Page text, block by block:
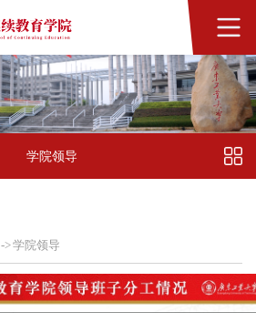
学院领导
->学院领导